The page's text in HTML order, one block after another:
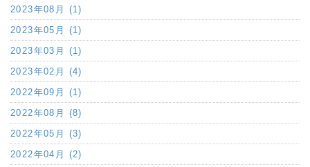
2023年08月 (1)
2023年05月 (1)
2023年03月 (1)
2023年02月 (4)
2022年09月 (1)
2022年08月 (8)
2022年05月 (3)
2022年04月 (2)